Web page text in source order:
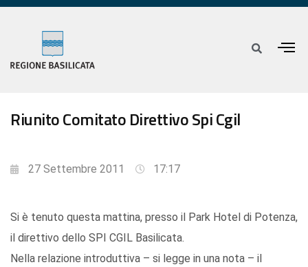
Riunito Comitato Direttivo Spi Cgil
27 Settembre 2011 17:17
Si è tenuto questa mattina, presso il Park Hotel di Potenza,
il direttivo dello SPI CGIL Basilicata.
Nella relazione introduttiva – si legge in una nota – il